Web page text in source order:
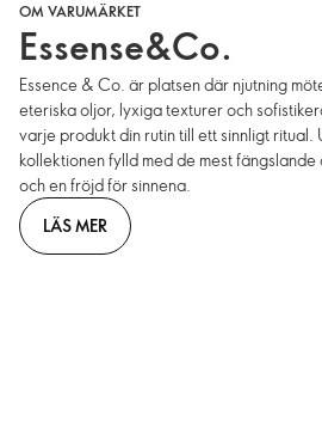
OM VARUMÄRKET
Essense&Co.
Essence & Co. är platsen där njutning
eteriska oljor, lyxiga texturer och
varje produkt din rutin till ett sinnligt ritual.
kollektionen fylld med de mest
och en fröjd för sinnena.
LÄS MER